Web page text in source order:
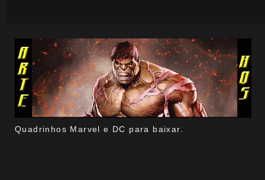
Quadrinhos Marvel e DC para baixar.